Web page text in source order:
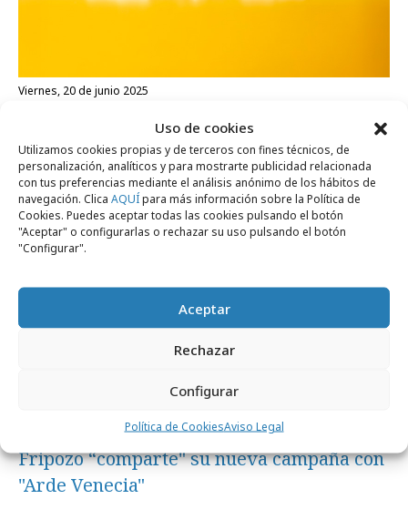
Uso de cookies
Utilizamos cookies propias y de terceros con fines técnicos, de
personalización, analíticos y para mostrarte publicidad relacionada
con tus preferencias mediante el análisis anónimo de los hábitos de
navegación. Clica AQUÍpara más información sobre la Política de
Cookies. Puedes aceptar todas las cookies pulsando el botón
"Aceptar" o configurarlas o rechazar su uso pulsando el botón
"Configurar".
Aceptar
Rechazar
Configurar
Política de CookiesAviso Legal
viernes, 20 de junio 2025
Oasis climático de Pompadour en el centro
de Madrid
Campañas
jueves, 12 de junio 2025
Fripozo “comparte" su nueva campaña con
"Arde Venecia"